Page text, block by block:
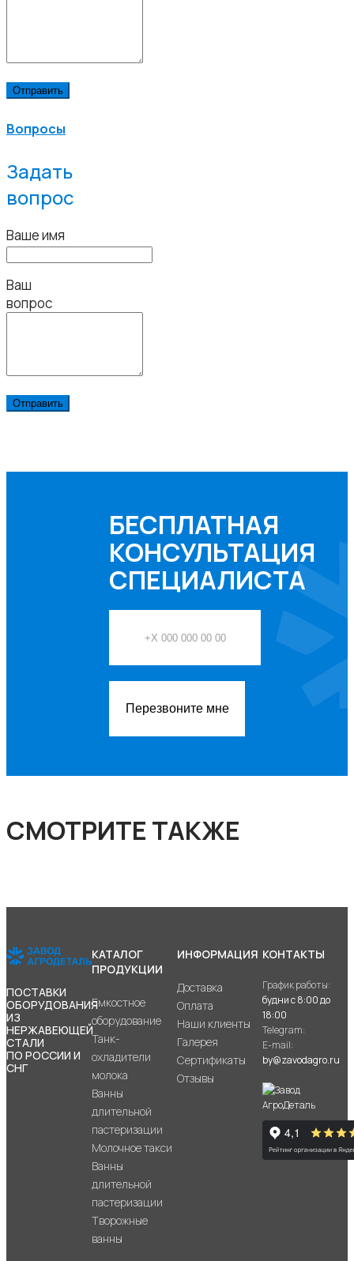
Вопросы
Задать
вопрос
Ваше имя
Ваш
вопрос
БЕСПЛАТНАЯ
КОНСУЛЬТАЦИЯ
СПЕЦИАЛИСТА
Перезвоните мне
СМОТРИТЕ ТАКЖЕ
ПОСТАВКИ
ОБОРУДОВАНИЯ
ИЗ
НЕРЖАВЕЮЩЕЙ
СТАЛИ
ПО РОССИИ И
СНГ
КАТАЛОГ
ПРОДУКЦИИ
Емкостное
оборудование
Танк-
охладители
молока
Ванны
длительной
пастеризации
Молочное такси
Ванны
длительной
пастеризации
Творожные
ванны
ИНФОРМАЦИЯ
Доставка
Оплата
Наши клиенты
Галерея
Сертификаты
Отзывы
КОНТАКТЫ
График работы:
будни с 8:00 до
18:00
Telegram:
E-mail:
by@zavodagro.ru